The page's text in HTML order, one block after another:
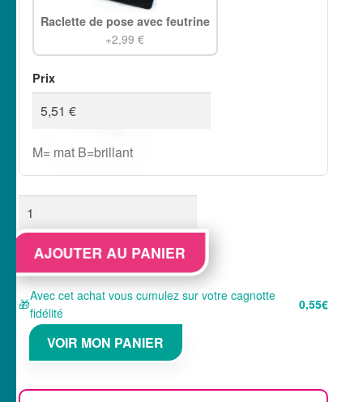
Raclette de pose avec feutrine
+2,99 €
Prix
M= mat B=brillant
sticker
Dodge
2
UCITX
AJOUTER AU PANIER
🎁
Avec cet achat vous cumulez sur votre cagnotte
fidélité
0,55€
VOIR MON PANIER